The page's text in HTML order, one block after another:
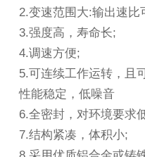
2.变速范围大:输出速比
3.强度高，寿命长;
4.调速方便;
5.可连续工作运转，且
性能稳定，低噪音
6.全密封，对环境要求
7.结构紧凑，体积小;